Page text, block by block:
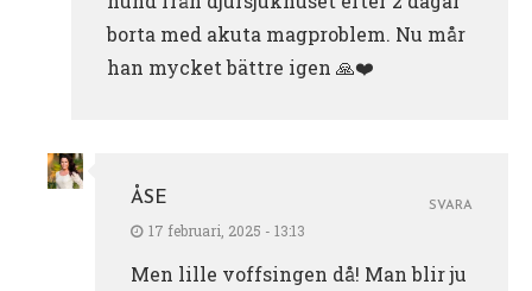
borta med akuta magproblem. Nu mår
han mycket bättre igen 🙏❤️
ÅSE
17 februari, 2025 - 13:13
Men lille voffsingen då! Man blir ju
SVARA